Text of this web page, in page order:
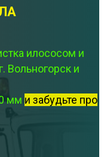
илососом и
Вольногорск и
мм и забудьте про